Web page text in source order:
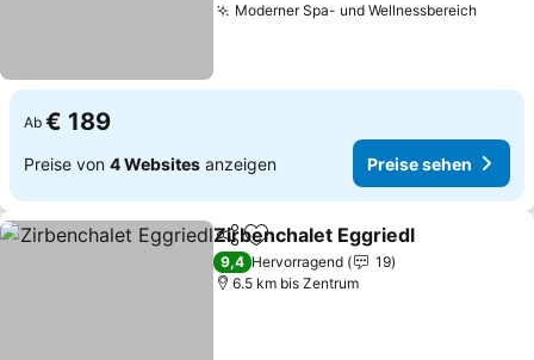
Moderner Spa- und Wellnessbereich
Ab € 189
Preise von 4 Websites anzeigen Preise sehen
TeilenZu Favoriten hinzufügen
Zirbenchalet Eggriedl
9,4 Hervorragend
19
6.5 km bis Zentrum